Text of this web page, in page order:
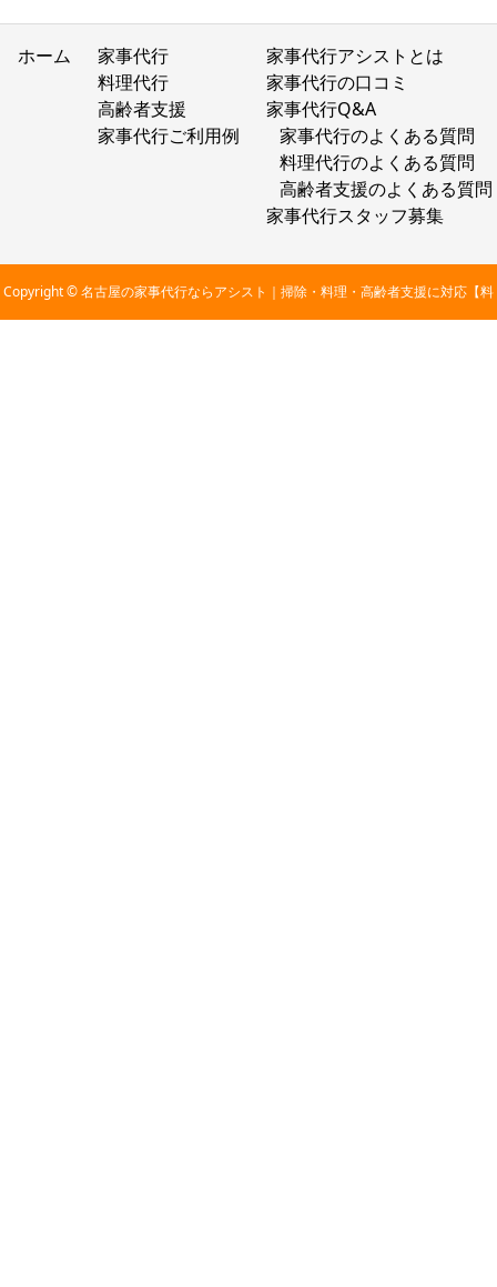
ホーム
家事代行
料理代行
高齢者支援
家事代行ご利用例
家事代行アシストとは
家事代行の口コミ
家事代行Q&A
家事代行のよくある質問
料理代行のよくある質問
高齢者支援のよくある質問
家事代行スタッフ募集
Copyright © 名古屋の家事代行ならアシスト｜掃除・料理・高齢者支援に対応【料